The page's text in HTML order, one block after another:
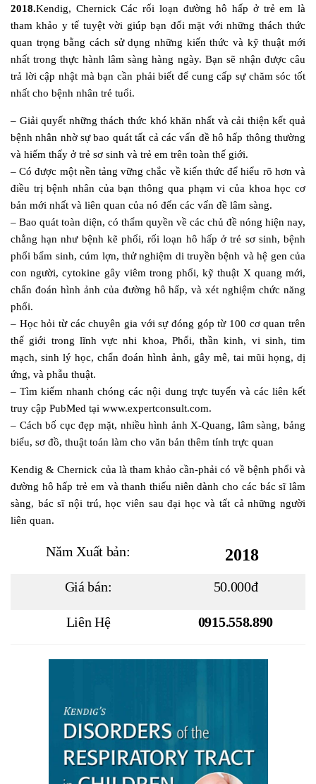
2018.Kendig, Chernick Các rối loạn đường hô hấp ở trẻ em là
tham khảo y tế tuyệt vời giúp bạn đối mặt với những thách thức
quan trọng bằng cách sử dụng những kiến thức và kỹ thuật mới
nhất trong thực hành lâm sàng hàng ngày. Bạn sẽ nhận được câu
trả lời cập nhật mà bạn cần phải biết để cung cấp sự chăm sóc tốt
nhất cho bệnh nhân trẻ tuổi.
– Giải quyết những thách thức khó khăn nhất và cải thiện kết quả
bệnh nhân nhờ sự bao quát tất cả các vấn đề hô hấp thông thường
và hiếm thấy ở trẻ sơ sinh và trẻ em trên toàn thế giới.
– Có được một nền tảng vững chắc về kiến ​​thức để hiểu rõ hơn và
điều trị bệnh nhân của bạn thông qua phạm vi của khoa học cơ
bản mới nhất và liên quan của nó đến các vấn đề lâm sàng.
– Bao quát toàn diện, có thẩm quyền về các chủ đề nóng hiện nay,
chẳng hạn như bệnh kẽ phổi, rối loạn hô hấp ở trẻ sơ sinh, bệnh
phổi bẩm sinh, cúm lợn, thử nghiệm di truyền bệnh và hệ gen của
con người, cytokine gây viêm trong phổi, kỹ thuật X quang mới,
chẩn đoán hình ảnh của đường hô hấp, và xét nghiệm chức năng
phổi.
– Học hỏi từ các chuyên gia với sự đóng góp từ 100 cơ quan trên
thế giới trong lĩnh vực nhi khoa, Phổi, thần kinh, vi sinh, tim
mạch, sinh lý học, chẩn đoán hình ảnh, gây mê, tai mũi họng, dị
ứng, và phẫu thuật.
– Tìm kiếm nhanh chóng các nội dung trực tuyến và các liên kết
truy cập PubMed tại www.expertconsult.com.
– Cách bố cục đẹp mặt, nhiều hình ảnh X-Quang, lâm sàng, bảng
biểu, sơ đồ, thuật toán làm cho văn bản thêm tính trực quan
Kendig & Chernick của là tham khảo cần-phải có về bệnh phổi và
đường hô hấp trẻ em và thanh thiếu niên dành cho các bác sĩ lâm
sàng, bác sĩ nội trú, học viên sau đại học và tất cả những người
liên quan.
Năm Xuất bản: 2018
Giá bán: 50.000đ
Liên Hệ 0915.558.890